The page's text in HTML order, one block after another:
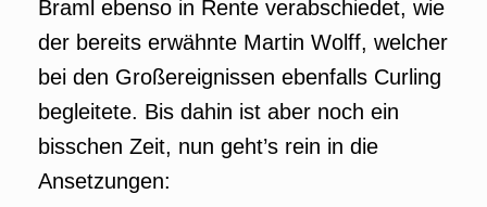
Braml ebenso in Rente verabschiedet, wie
der bereits erwähnte Martin Wolff, welcher
bei den Großereignissen ebenfalls Curling
begleitete. Bis dahin ist aber noch ein
bisschen Zeit, nun geht’s rein in die
Ansetzungen: